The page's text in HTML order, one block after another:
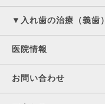
▼入れ歯の治療（義歯）
医院情報
お問い合わせ